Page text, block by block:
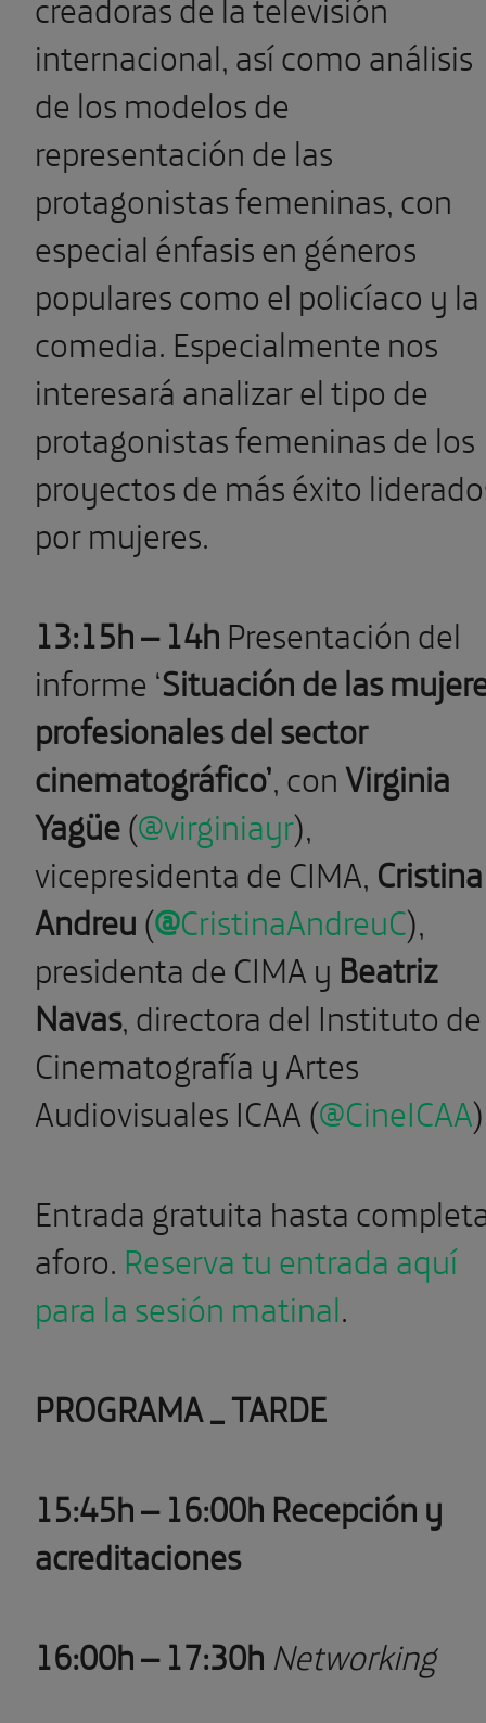
internacional, así como análisis
de los modelos de
representación de las
protagonistas femeninas, con
especial énfasis en géneros
populares como el policíaco y la
comedia. Especialmente nos
interesará analizar el tipo de
protagonistas femeninas de los
proyectos de más éxito
por mujeres.
13:15h – 14h Presentación del
informe ‘Situación de las
profesionales del sector
cinematográfico’, conVirginia
Yagüe(@virginiayr),
vicepresidenta de CIMA, Cristina
Andreu(@CristinaAndreuC),
presidenta de CIMA y Beatriz
Navas, directora del Instituto de
Cinematografía y Artes
Audiovisuales ICAA(@CineICAA)
Entrada gratuita hasta
aforo. Reserva tu entrada aquí
para la sesión matinal.
PROGRAMA _ TARDE
15:45h – 16:00h Recepción y
acreditaciones
16:00h – 17:30h Networking